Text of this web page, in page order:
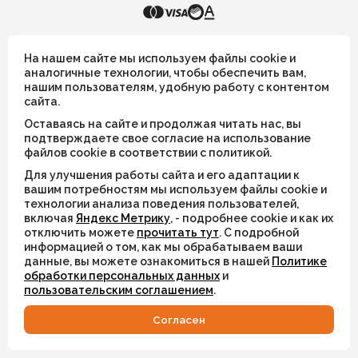
солнцестояние»
Коллекция «Мамины
помощники»
Колье
Кольца
Кулоны
Перстни
Подвески
Четки
Чокеры
Коллекция «Дыхание
тумана»
поход»
Коллекция
«Флюоритовая»
Подарки и упаковка
Коллекция «Летнее солнцестояние»
Браслеты
Брелоки
Броши
Колье
Кольца
Кулоны
Перстни
Подвески
Рождественская коллекция
Серьги
Талисман года 2026
Хранители пространства
Четки
Чокеры
Коллекция «Тигровый поход»
ИЗБРАННОЕ
Все украшения носят символический смысл и не имеют
целительных или иных магических свойств
ИП Шахрай Светлана Михайловна
ИНН 263500194811
ОГРН 305263515900181
© 2026
Разработка сайтаWEBELEMENT
На нашем сайте мы используем файлы cookie и
аналогичные технологии, чтобы обеспечить вам,
нашим пользователям, удобную работу с контентом
сайта.
Оставаясь на сайте и продолжая читать нас, вы
подтверждаете свое согласие на использование
файлов cookie в соответствии с политикой.
Для улучшения работы сайта и его адаптации к
вашим потребностям мы используем файлы cookie и
технологии анализа поведения пользователей,
включая Яндекс Метрику, - подробнее cookie и как их
отключить можете прочитать тут. С подробной
информацией о том, как мы обрабатываем ваши
данные, вы можете ознакомиться в нашей Политике
обработки персональных данных и
пользовательским соглашением.
Cогласен